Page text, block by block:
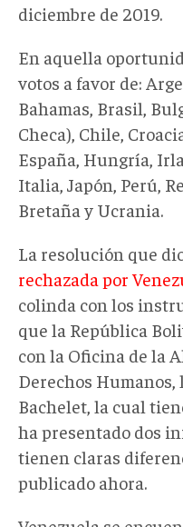
diciembre de 2019.
En aquella
votos a favor de:
Bahamas, Brasil,
Checa), Chile,
España, Hungría,
Italia, Japón, Perú,
Bretaña y Ucrania.
La resolución que
rechazada por
colinda con los
que la República
con la Oficina de la
Derechos
Bachelet, la cual
ha presentado dos
tienen claras
publicado ahora.